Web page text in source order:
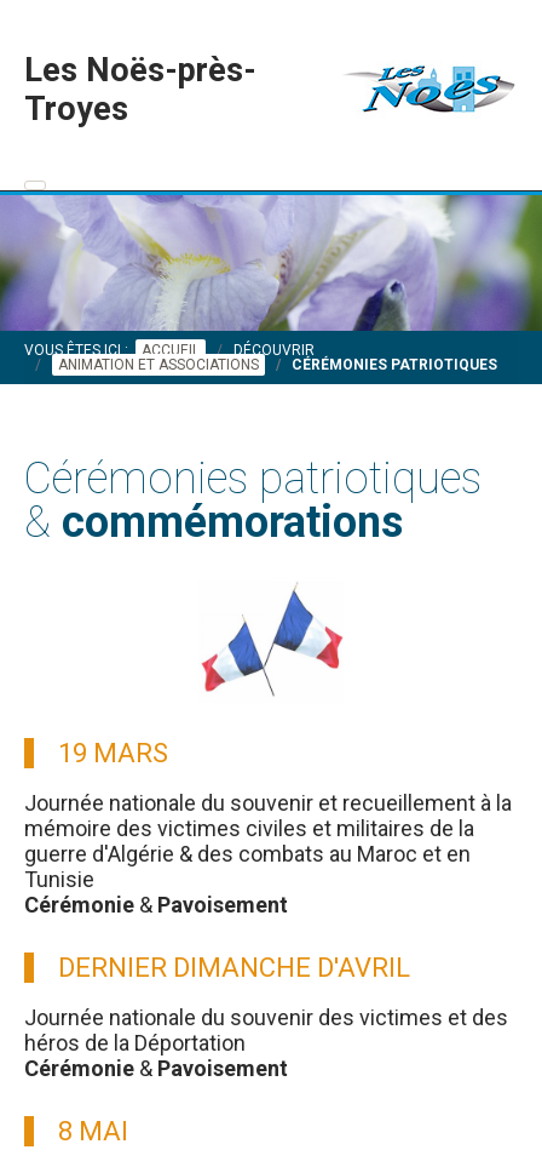
Les Noës-près-
Troyes
VOUS ÊTES ICI : ACCUEIL
DÉCOUVRIR
ANIMATION ET ASSOCIATIONS
CÉRÉMONIES PATRIOTIQUES
Cérémonies patriotiques
& commémorations
19 MARS
Journée nationale du souvenir et recueillement à la
mémoire des victimes civiles et militaires de la
guerre d'Algérie & des combats au Maroc et en
Tunisie
Cérémonie & Pavoisement
DERNIER DIMANCHE D'AVRIL
Journée nationale du souvenir des victimes et des
héros de la Déportation
Cérémonie & Pavoisement
8 MAI